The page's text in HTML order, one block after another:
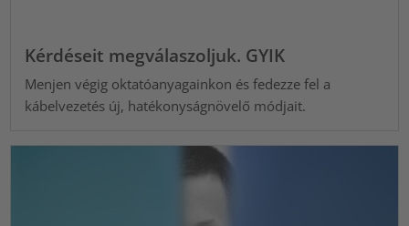
Kérdéseit megválaszoljuk. GYIK
Menjen végig oktatóanyagainkon és fedezze fel a
kábelvezetés új, hatékonyságnövelő módjait.